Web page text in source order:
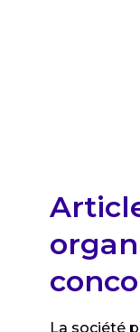
La société